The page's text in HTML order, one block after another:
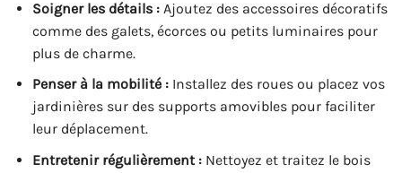
Soigner les détails :Ajoutez des accessoires décoratifs
comme des galets, écorces ou petits luminaires pour
plus de charme.
Penser à la mobilité :Installez des roues ou placez vos
jardinières sur des supports amovibles pour faciliter
leur déplacement.
Entretenir régulièrement :Nettoyez et traitez le bois